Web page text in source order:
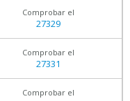
Comprobar el
27329
Comprobar el
27331
Comprobar el